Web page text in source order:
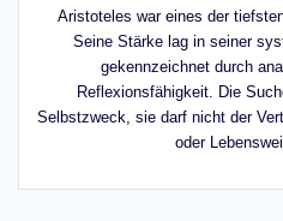
Aristoteles war eines der
Seine Stärke lag in seiner
gekennzeichnet durch
Reflexionsfähigkeit. Die
Selbstzweck, sie darf nicht der
oder